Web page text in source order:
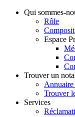
Qui sommes-
Rôle
Espace
Trouver un
Annuaire
Trouver
Services